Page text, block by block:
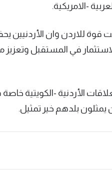
-الامريكية.
قوة للاردن وان الأردنيين
في المستقبل وتعزيز
الأردنية -الكويتية
يمثلون بلدهم خير تمثيل.